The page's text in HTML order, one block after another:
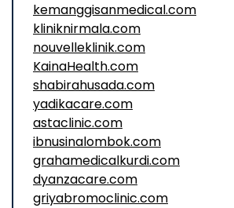
kemanggisanmedical.com
kliniknirmala.com
nouvelleklinik.com
KainaHealth.com
shabirahusada.com
yadikacare.com
astaclinic.com
ibnusinalombok.com
grahamedicalkurdi.com
dyanzacare.com
griyabromoclinic.com